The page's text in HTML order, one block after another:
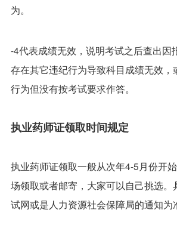
为。
-4代表成绩无效，说明考试之后查出因
存在其它违纪行为导致科目成绩无效，
行为但没有按考试要求作答。
执业药师证领取时间规定
执业药师证领取一般从次年4-5月份开
场领取或者邮寄，大家可以自己挑选。
试网或是人力资源社会保障局的通知为